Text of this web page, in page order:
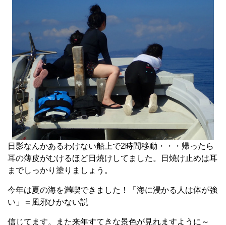
日影なんかあるわけない船上で2時間移動・・・帰ったら
耳の薄皮がむけるほど日焼けしてました。日焼け止めは耳
までしっかり塗りましょう。
今年は夏の海を満喫できました！「海に浸かる人は体が強
い」＝風邪ひかない説
信じてます。また来年すてきな景色が見れますように～